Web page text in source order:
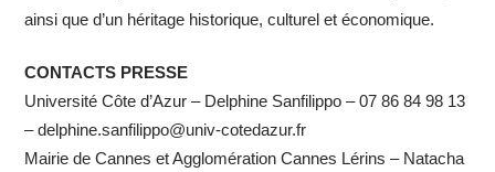
ainsi que d’un héritage historique, culturel et économique.
CONTACTS PRESSE
Université Côte d’Azur – Delphine Sanfilippo – 07 86 84 98 13
– delphine.sanfilippo@univ-cotedazur.fr
Mairie de Cannes et Agglomération Cannes Lérins – Natacha